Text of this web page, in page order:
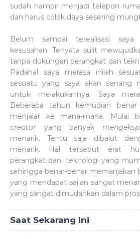
sudah hampir menjadi telepon
dan harus colok daya sesering
Belum sampai terealisasi saya
kesusahan. Tenyata sulit
tanpa dukungan perangkat dan
Padahal saya merasa inilah
sesuatu yang saya akan senang
untuk melakukannya. Saya
Beberapa tahun kemudian
menjalar ke mana-mana. Mulai
creator yang banyak
menarik. Tentu saja dibalut
menarik. Hal tersebut erat
perangkat dan teknologi yang
sehingga benar-benar memanjakan
yang mendapat sajian sangat
yang sangat dimudahkan dalam
Saat Sekarang Ini